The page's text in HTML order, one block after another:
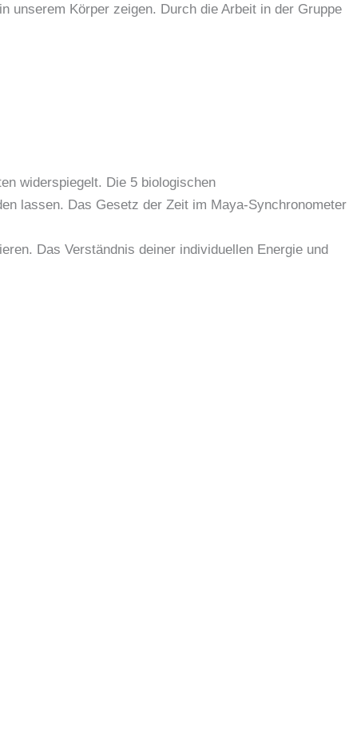
unserem Körper zeigen. Durch die Arbeit in der Gruppe
widerspiegelt. Die 5 biologischen
lassen. Das Gesetz der Zeit im Maya-Synchronometer
Das Verständnis deiner individuellen Energie und